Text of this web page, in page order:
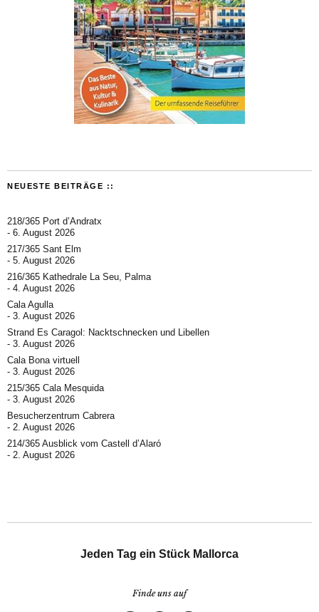
NEUESTE BEITRÄGE ::
218/365 Port d’Andratx
6. August 2026
217/365 Sant Elm
5. August 2026
216/365 Kathedrale La Seu, Palma
4. August 2026
Cala Agulla
3. August 2026
Strand Es Caragol: Nacktschnecken und Libellen
3. August 2026
Cala Bona virtuell
3. August 2026
215/365 Cala Mesquida
3. August 2026
Besucherzentrum Cabrera
2. August 2026
214/365 Ausblick vom Castell d’Alaró
2. August 2026
Jeden Tag ein Stück Mallorca
Finde uns auf